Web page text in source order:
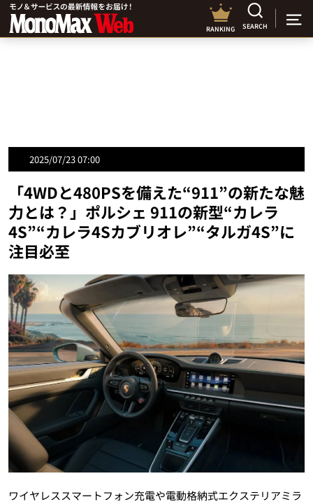
RANKING SEARCH
2025/07/23 07:00
「4WDと480PSを備えた“911”の新たな魅
力とは？」ポルシェ 911の新型“カレラ
4S”“カレラ4Sカブリオレ”“タルガ4S”に
注目必至
ワイヤレススマートフォン充電や電動格納式エクステリアミラ